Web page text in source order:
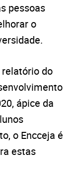
pessoas
o
do
ápice da
o Encceja é
estas